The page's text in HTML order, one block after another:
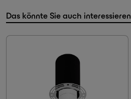
Das könnte Sie auch interessieren